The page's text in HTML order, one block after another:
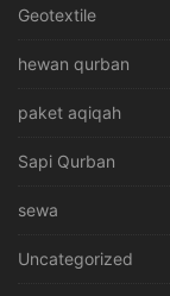
Geotextile
hewan qurban
paket aqiqah
Sapi Qurban
sewa
Uncategorized